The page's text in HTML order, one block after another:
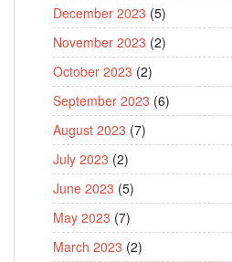
December 2023 (5)
November 2023 (2)
October 2023 (2)
September 2023 (6)
August 2023 (7)
July 2023 (2)
June 2023 (5)
May 2023 (7)
March 2023 (2)